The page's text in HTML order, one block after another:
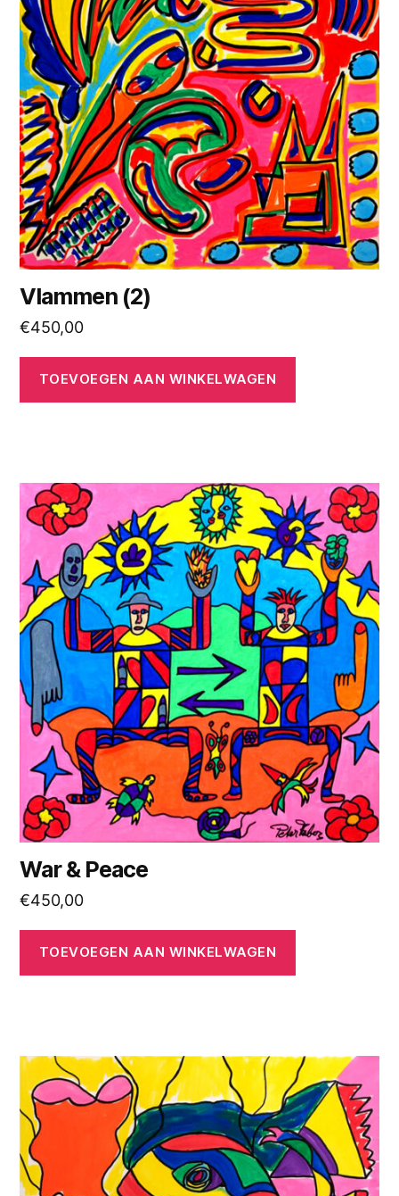
Vlammen (2)
€450,00
TOEVOEGEN AAN WINKELWAGEN
War & Peace
€450,00
TOEVOEGEN AAN WINKELWAGEN